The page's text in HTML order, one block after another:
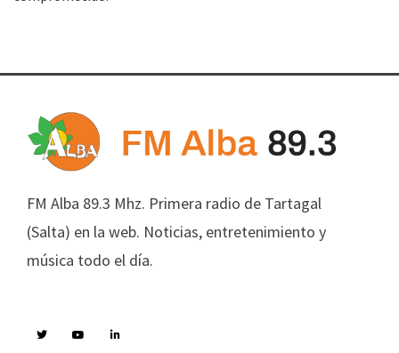
FM Alba 89.3 Mhz. Primera radio de Tartagal
(Salta) en la web. Noticias, entretenimiento y
música todo el día.